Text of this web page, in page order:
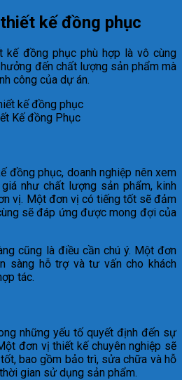
kế đồng phục
kế đồng phục phù hợp là vô cùng
đến chất lượng sản phẩm mà
công của dự án.
Kế đồng Phục
đồng phục, doanh nghiệp nên xem
như chất lượng sản phẩm, kinh
vị. Một đơn vị có tiếng tốt sẽ đảm
sẽ đáp ứng được mong đợi của
cũng là điều cần chú ý. Một đơn
sàng hỗ trợ và tư vấn cho khách
tác.
những yếu tố quyết định đến sự
đơn vị thiết kế chuyên nghiệp sẽ
bao gồm bảo trì, sửa chữa và hỗ
gian sử dụng sản phẩm.